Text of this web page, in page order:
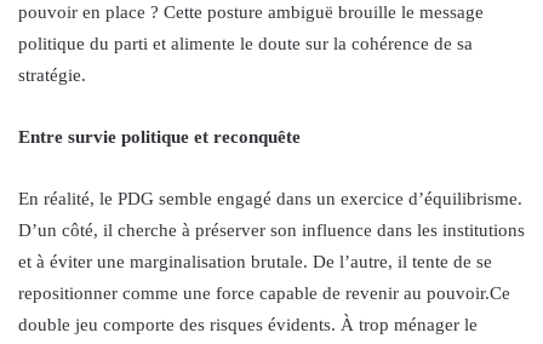
pouvoir en place ? Cette posture ambiguë brouille le message
politique du parti et alimente le doute sur la cohérence de sa
stratégie.
Entre survie politique et reconquête
En réalité, le PDG semble engagé dans un exercice d’équilibrisme.
D’un côté, il cherche à préserver son influence dans les institutions
et à éviter une marginalisation brutale. De l’autre, il tente de se
repositionner comme une force capable de revenir au pouvoir.Ce
double jeu comporte des risques évidents. À trop ménager le